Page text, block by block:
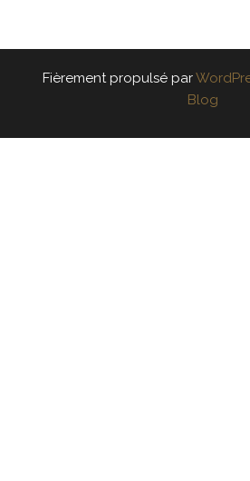
Fièrement propulsé par
Blog